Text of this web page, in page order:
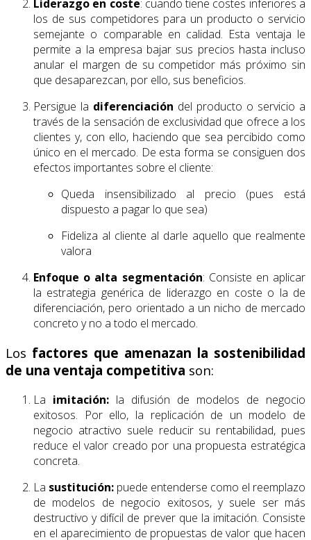
Liderazgo en coste: cuando tiene costes inferiores a
los de sus competidores para un producto o servicio
semejante o comparable en calidad. Esta ventaja le
permite a la empresa bajar sus precios hasta incluso
anular el margen de su competidor más próximo sin
que desaparezcan, por ello, sus beneficios.
Persigue la diferenciación del producto o servicio a
través de la sensación de exclusividad que ofrece a los
clientes y, con ello, haciendo que sea percibido como
único en el mercado. De esta forma se consiguen dos
efectos importantes sobre el cliente:
Queda insensibilizado al precio (pues está
dispuesto a pagar lo que sea)
Fideliza al cliente al darle aquello que realmente
valora
Enfoque o alta segmentación: Consiste en aplicar
la estrategia genérica de liderazgo en coste o la de
diferenciación, pero orientado a un nicho de mercado
concreto y no a todo el mercado.
Los factores que amenazan la sostenibilidad
de una ventaja competitiva son:
La imitación: la difusión de modelos de negocio
exitosos. Por ello, la replicación de un modelo de
negocio atractivo suele reducir su rentabilidad, pues
reduce el valor creado por una propuesta estratégica
concreta.
La sustitución: puede entenderse como el reemplazo
de modelos de negocio exitosos, y suele ser más
destructivo y difícil de prever que la imitación. Consiste
en el aparecimiento de propuestas de valor que hacen